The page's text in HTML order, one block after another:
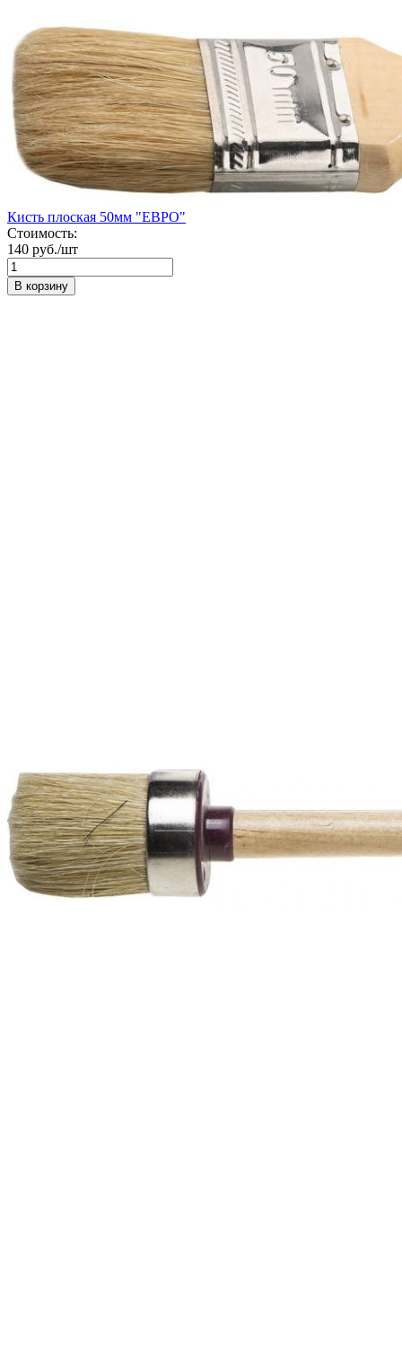
Кисть плоская 50мм "ЕВРО"
Стоимость:
140 руб./шт
В корзину